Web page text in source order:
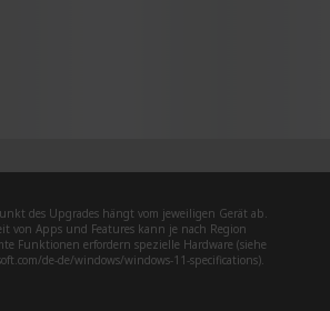
des Upgrades hängt vom jeweiligen Gerät ab.
von Apps und Features kann je nach Region
Funktionen erfordern spezielle Hardware (siehe
de-de/windows/windows-11-specifications).